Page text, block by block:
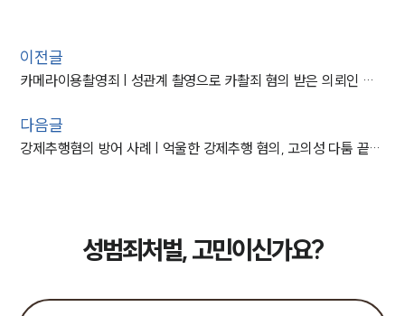
이전글
카메라이용촬영죄 | 성관계 촬영으로 카촬죄 혐의 받은 의뢰인 불송치 사례
다음글
강제추행혐의 방어 사례 | 억울한 강제추행 혐의, 고의성 다툼 끝에 무죄
성범죄처벌, 고민이신가요?